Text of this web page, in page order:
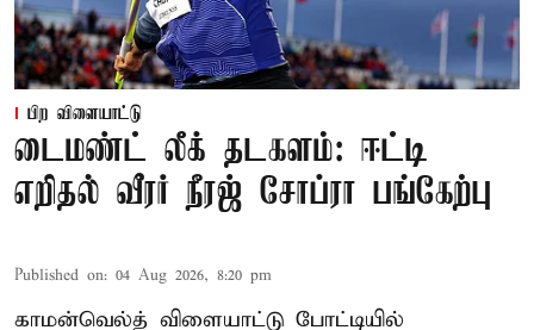
பிற விளையாட்டு
டைமண்ட் லீக் தடகளம்: ஈட்டி
எறிதல் வீரர் நீரஜ் சோப்ரா பங்கேற்பு
Published on: 04 Aug 2026, 8:20 pm
காமன்வெல்த் விளையாட்டு போட்டியில்